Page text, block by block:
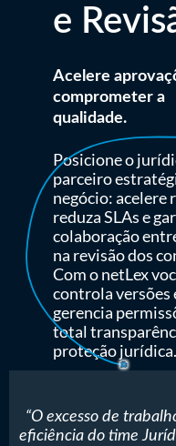
e
Acelere
comprometer a
qualidade.
Posicione o
parceiro
negócio: acelere
reduza SLAs e
colaboração
na revisão dos
Com o netLex
controla versões
gerencia
total
proteção jurídica.
“O excesso de
eficiência do time